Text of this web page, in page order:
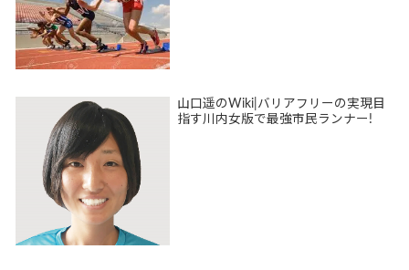
山口遥のWiki|バリアフリーの実現目
指す川内女版で最強市民ランナー!